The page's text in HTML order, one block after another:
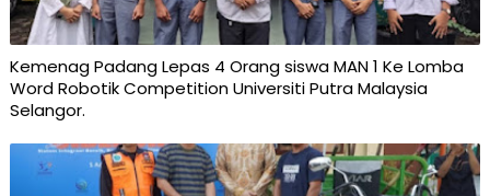
Kemenag Padang Lepas 4 Orang siswa MAN 1 Ke Lomba
Word Robotik Competition Universiti Putra Malaysia
Selangor.